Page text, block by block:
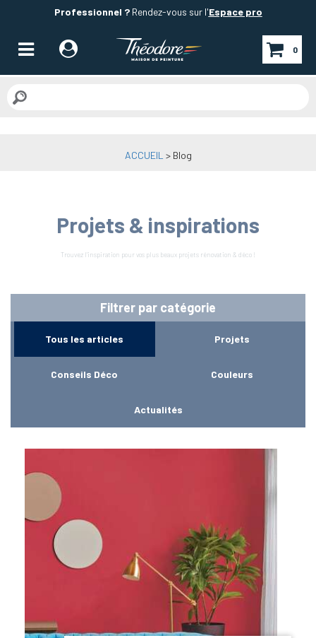
Professionnel ?Rendez-vous sur l'Espace pro
0
ACCUEIL > Blog
Projets & inspirations
Trouvez l'inspiration pour vos plus beaux projets rénovation & déco !
Filtrer par catégorie
Tous les articles Projets
Conseils Déco Couleurs
Actualités